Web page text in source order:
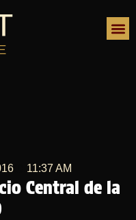
Central de la
11:37 AM